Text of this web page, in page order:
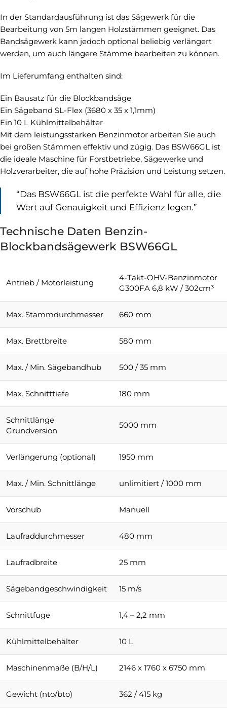
In der Standardausführung ist das Sägewerk für die
Bearbeitung von 5m langen Holzstämmen geeignet. Das
Bandsägewerk kann jedoch optional beliebig verlängert
werden, um auch längere Stämme bearbeiten zu können.
Im Lieferumfang enthalten sind:
Ein Bausatz für die Blockbandsäge
Ein Sägeband SL-Flex (3680 x 35 x 1,1mm)
Ein 10 L Kühlmittelbehälter
Mit dem leistungsstarken Benzinmotor arbeiten Sie auch
bei großen Stämmen effektiv und zügig. Das BSW66GL ist
die ideale Maschine für Forstbetriebe, Sägewerke und
Holzverarbeiter, die auf hohe Präzision und Leistung setzen.
“Das BSW66GL ist die perfekte Wahl für alle, die
Wert auf Genauigkeit und Effizienz legen.”
Technische Daten Benzin-
Blockbandsägewerk BSW66GL
Antrieb / Motorleistung
4-Takt-OHV-Benzinmotor
G300FA 6,8 kW / 302cm³
Max. Stammdurchmesser 660 mm
Max. Brettbreite 580 mm
Max. / Min. Sägebandhub 500 / 35 mm
Max. Schnitttiefe 180 mm
Schnittlänge
Grundversion
5000 mm
Verlängerung (optional) 1950 mm
Max. / Min. Schnittlänge unlimitiert / 1000 mm
Vorschub Manuell
Laufraddurchmesser 480 mm
Laufradbreite 25 mm
Sägebandgeschwindigkeit 15 m/s
Schnittfuge 1,4 – 2,2 mm
Kühlmittelbehälter 10 L
Maschinenmaße (B/H/L) 2146 x 1760 x 6750 mm
Gewicht (nto/bto) 362 / 415 kg